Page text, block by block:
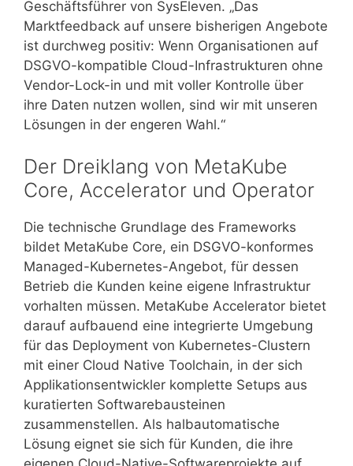
Geschäftsführer von SysEleven. „Das
Marktfeedback auf unsere bisherigen Angebote
ist durchweg positiv: Wenn Organisationen auf
DSGVO-kompatible Cloud-Infrastrukturen ohne
Vendor-Lock-in und mit voller Kontrolle über
ihre Daten nutzen wollen, sind wir mit unseren
Lösungen in der engeren Wahl.“
Der Dreiklang von MetaKube
Core, Accelerator und Operator
Die technische Grundlage des Frameworks
bildet MetaKube Core, ein DSGVO-konformes
Managed-Kubernetes-Angebot, für dessen
Betrieb die Kunden keine eigene Infrastruktur
vorhalten müssen. MetaKube Accelerator bietet
darauf aufbauend eine integrierte Umgebung
für das Deployment von Kubernetes-Clustern
mit einer Cloud Native Toolchain, in der sich
Applikationsentwickler komplette Setups aus
kuratierten Softwarebausteinen
zusammenstellen. Als halbautomatische
Lösung eignet sie sich für Kunden, die ihre